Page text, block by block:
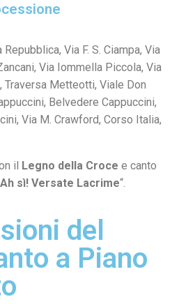
Via F. S. Ciampa, Via
Via Iommella Piccola, Via
Traversa Metteotti, Viale Don
Belvedere Cappuccini,
Via M. Crawford, Corso Italia,
il Legno della Croce e canto
Ah sì! Versate Lacrime“.
del
a Piano